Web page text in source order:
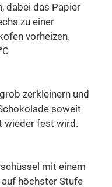
dabei das Papier
zu einer
vorheizen.
zerkleinern und
soweit
wieder fest wird.
mit einem
höchster Stufe